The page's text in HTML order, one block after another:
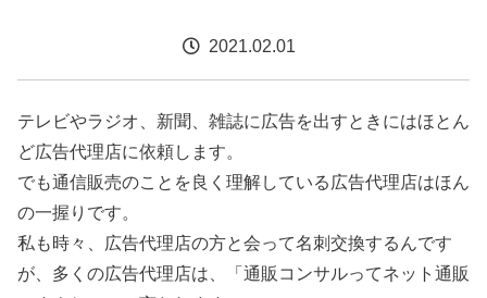
2021.02.01
テレビやラジオ、新聞、雑誌に広告を出すときにはほとん
ど広告代理店に依頼します。
でも通信販売のことを良く理解している広告代理店はほん
の一握りです。
私も時々、広告代理店の方と会って名刺交換するんです
が、多くの広告代理店は、「通販コンサルってネット通販